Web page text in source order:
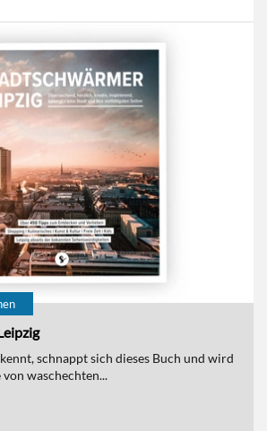
schnappt sich dieses Buch und wird
waschechten...